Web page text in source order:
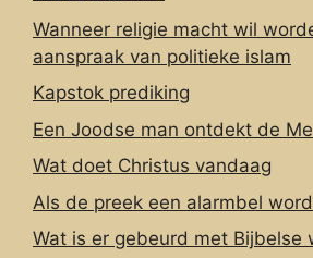
Wanneer religie macht wil
aanspraak van politieke islam
Kapstok prediking
Een Joodse man ontdekt de
Wat doet Christus vandaag
Als de preek een alarmbel
Wat is er gebeurd met Bijbelse